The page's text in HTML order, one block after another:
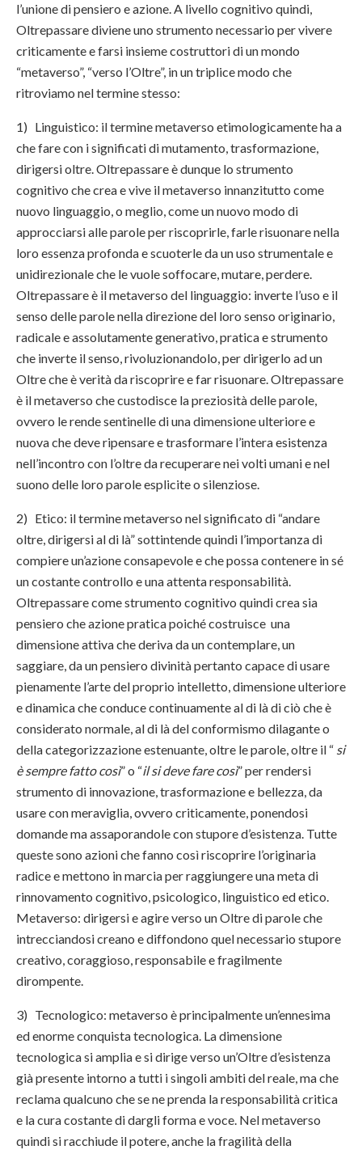
l’unione di pensiero e azione. A livello cognitivo quindi,
Oltrepassare diviene uno strumento necessario per vivere
criticamente e farsi insieme costruttori di un mondo
“metaverso”, “verso l’Oltre”, in un triplice modo che
ritroviamo nel termine stesso:
1) Linguistico: il termine metaverso etimologicamente ha a
che fare con i significati di mutamento, trasformazione,
dirigersi oltre. Oltrepassare è dunque lo strumento
cognitivo che crea e vive il metaverso innanzitutto come
nuovo linguaggio, o meglio, come un nuovo modo di
approcciarsi alle parole per riscoprirle, farle risuonare nella
loro essenza profonda e scuoterle da un uso strumentale e
unidirezionale che le vuole soffocare, mutare, perdere.
Oltrepassare è il metaverso del linguaggio: inverte l’uso e il
senso delle parole nella direzione del loro senso originario,
radicale e assolutamente generativo, pratica e strumento
che inverte il senso, rivoluzionandolo, per dirigerlo ad un
Oltre che è verità da riscoprire e far risuonare. Oltrepassare
è il metaverso che custodisce la preziosità delle parole,
ovvero le rende sentinelle di una dimensione ulteriore e
nuova che deve ripensare e trasformare l’intera esistenza
nell’incontro con l’oltre da recuperare nei volti umani e nel
suono delle loro parole esplicite o silenziose.
2) Etico: il termine metaverso nel significato di “andare
oltre, dirigersi al di là” sottintende quindi l’importanza di
compiere un’azione consapevole e che possa contenere in sé
un costante controllo e una attenta responsabilità.
Oltrepassare come strumento cognitivo quindi crea sia
pensiero che azione pratica poiché costruisce una
dimensione attiva che deriva da un contemplare, un
saggiare, da un pensiero divinità pertanto capace di usare
pienamente l’arte del proprio intelletto, dimensione ulteriore
e dinamica che conduce continuamente al di là di ciò che è
considerato normale, al di là del conformismo dilagante o
della categorizzazione estenuante, oltre le parole, oltre il “ si
è sempre fatto così” o “il si deve fare così” per rendersi
strumento di innovazione, trasformazione e bellezza, da
usare con meraviglia, ovvero criticamente, ponendosi
domande ma assaporandole con stupore d’esistenza. Tutte
queste sono azioni che fanno così riscoprire l’originaria
radice e mettono in marcia per raggiungere una meta di
rinnovamento cognitivo, psicologico, linguistico ed etico.
Metaverso: dirigersi e agire verso un Oltre di parole che
intrecciandosi creano e diffondono quel necessario stupore
creativo, coraggioso, responsabile e fragilmente
dirompente.
3) Tecnologico: metaverso è principalmente un’ennesima
ed enorme conquista tecnologica. La dimensione
tecnologica si amplia e si dirige verso un’Oltre d’esistenza
già presente intorno a tutti i singoli ambiti del reale, ma che
reclama qualcuno che se ne prenda la responsabilità critica
e la cura costante di dargli forma e voce. Nel metaverso
quindi si racchiude il potere, anche la fragilità della